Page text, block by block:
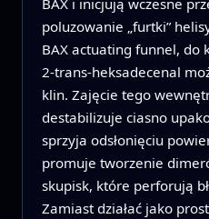
poluzowanie „furtki”
BAX actuating funnel, do
2‑trans‑heksadecenal
klin. Zajęcie tego
destabilizuje ciasno
sprzyja odsłonięciu
promuje tworzenie
skupisk, które perforują
Zamiast działać jako